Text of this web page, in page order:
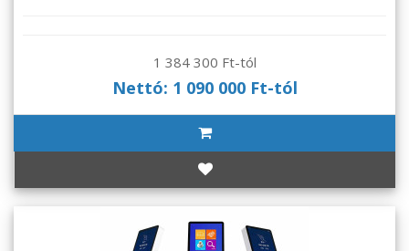
1 384 300 Ft-tól
Nettó: 1 090 000 Ft-tól